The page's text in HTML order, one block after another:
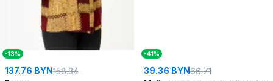
-13%
137.76 BYN158.34
-41%
39.36 BYN66.71